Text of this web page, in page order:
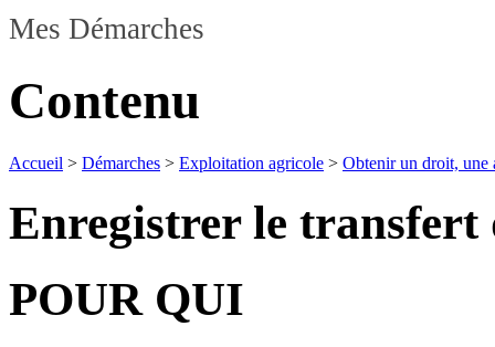
Mes Démarches
Contenu
Accueil > Démarches > Exploitation agricole > Obtenir un droit, une
Enregistrer le transfert
POUR QUI